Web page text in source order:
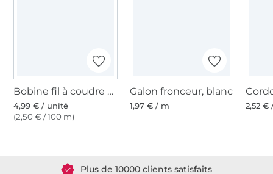
Bobine fil à coudre Gütermann 200m polyester, (226) lie de vin
4,99 € / unité
(2,50 € / 100 m)
Galon fronceur, blanc
1,97 € / m 2,52 €
Plus de 10000 clients satisfaits